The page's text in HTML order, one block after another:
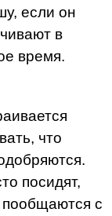
если он
в
время.
что
посидят,
с